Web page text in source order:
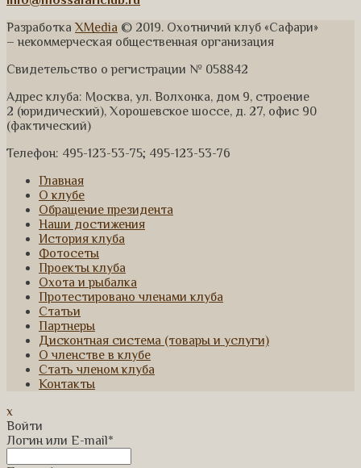
Разработка XMedia © 2019. Охотничий клуб «Сафари»
– некоммерческая общественная организация
Свидетельство о регистрации № 058842
Адрес клуба: Москва, ул. Волхонка, дом 9, строение
2 (юридический), Хорошевское шоссе, д. 27, офис 90
(фактический)
Телефон: 495-123-53-75; 495-123-53-76
Главная
О клубе
Обращение президента
Наши достижения
История клуба
Фотосеты
Проекты клуба
Охота и рыбалка
Протестировано членами клуба
Статьи
Партнеры
Дисконтная система (товары и услуги)
О членстве в клубе
Стать членом клуба
Контакты
x
Войти
Логин или E-mail*